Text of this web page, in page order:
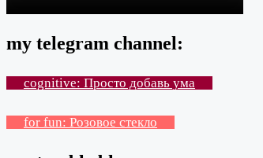
my telegram channel:
cognitive: Просто добавь ума
for fun: Розовое стекло